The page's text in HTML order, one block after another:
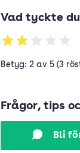
Vad tyckte
Betyg: 2 av 5 (3
Frågor, tips
Bli